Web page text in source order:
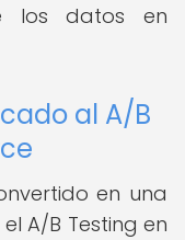
los datos en
al A/B
en una
A/B Testing en